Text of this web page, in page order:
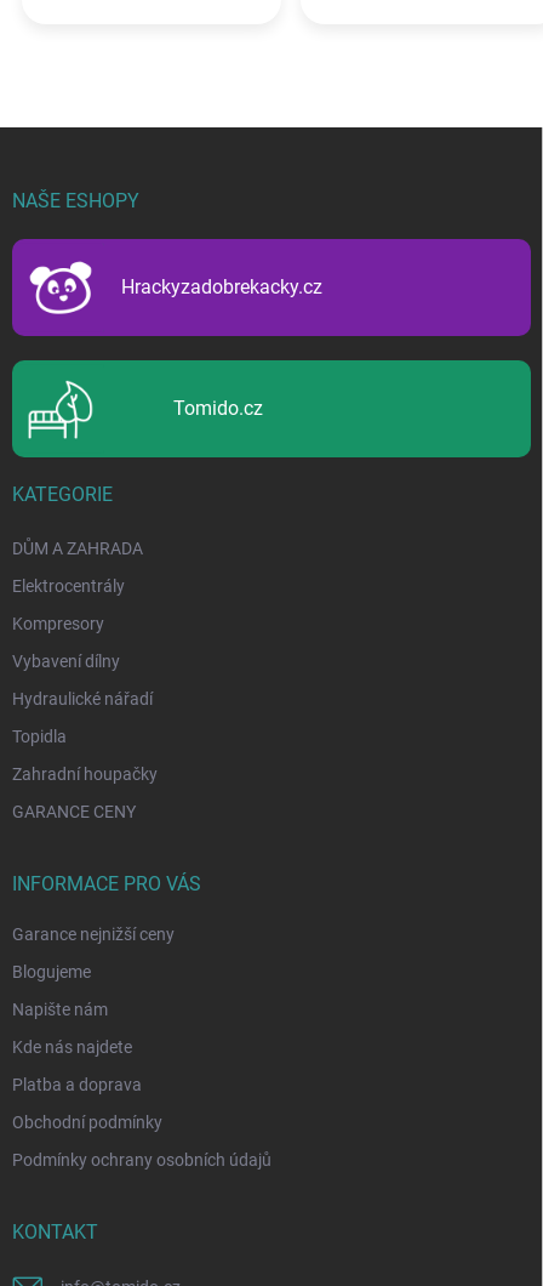
NAŠE ESHOPY
Hrackyzadobrekacky.cz
Tomido.cz
KATEGORIE
DŮM A ZAHRADA
Elektrocentrály
Kompresory
Vybavení dílny
Hydraulické nářadí
Topidla
Zahradní houpačky
GARANCE CENY
INFORMACE PRO VÁS
Garance nejnižší ceny
Blogujeme
Napište nám
Kde nás najdete
Platba a doprava
Obchodní podmínky
Podmínky ochrany osobních údajů
KONTAKT